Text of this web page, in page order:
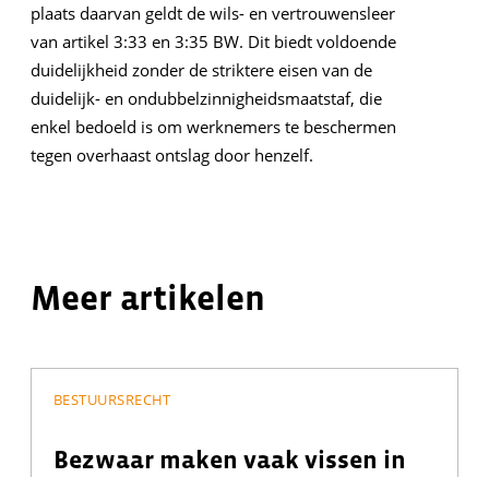
plaats daarvan geldt de wils- en vertrouwensleer
van artikel 3:33 en 3:35 BW. Dit biedt voldoende
duidelijkheid zonder de striktere eisen van de
duidelijk- en ondubbelzinnigheidsmaatstaf, die
enkel bedoeld is om werknemers te beschermen
tegen overhaast ontslag door henzelf.
Meer artikelen
BESTUURSRECHT
Bezwaar maken vaak vissen in